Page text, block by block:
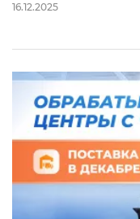
16.12.2025